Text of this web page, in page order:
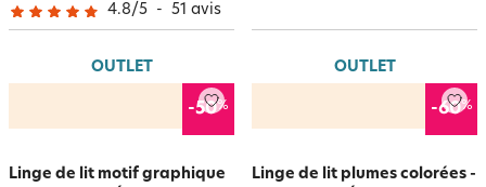
4.8/5 - 51 avis
OUTLET
-50%
Linge de lit motif graphique
OUTLET
-60%
Linge de lit plumes colorées -